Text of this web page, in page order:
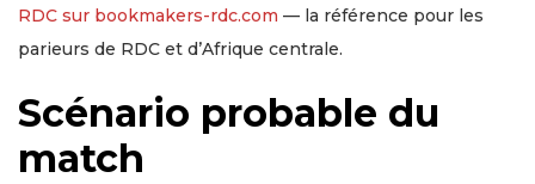
RDC sur bookmakers-rdc.com — la référence pour les
parieurs de RDC et d’Afrique centrale.
Scénario probable du
match